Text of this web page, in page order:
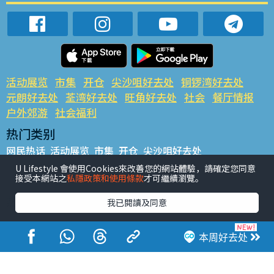
本周好去处
活动展览 市集 开仓 尖沙咀好去处 铜锣湾好去处
元朗好去处 荃湾好去处 旺角好去处 社会 餐厅情报
户外郊游 社会福利
热门类别
网民热话 活动展览 市集 开仓 尖沙咀好去处
铜锣湾好去处 元朗好去处 荃湾好去处 旺角好去处 社会
餐厅情报 户外郊游
热门标签
#UGO揾好去处 #人气活动推介 #美食社群热话
#亲子玩乐好去处
#ULifestyle应用程式
#限时抢
#UJetso礼物放送
#ULifestyle商户中心 #著数 #网络热话
U Lifestyle 會使用Cookies來改善您的網站體驗，請確定您同意
接受本網站之私隱政策和使用條款才可繼續瀏覽。
我已閱讀及同意